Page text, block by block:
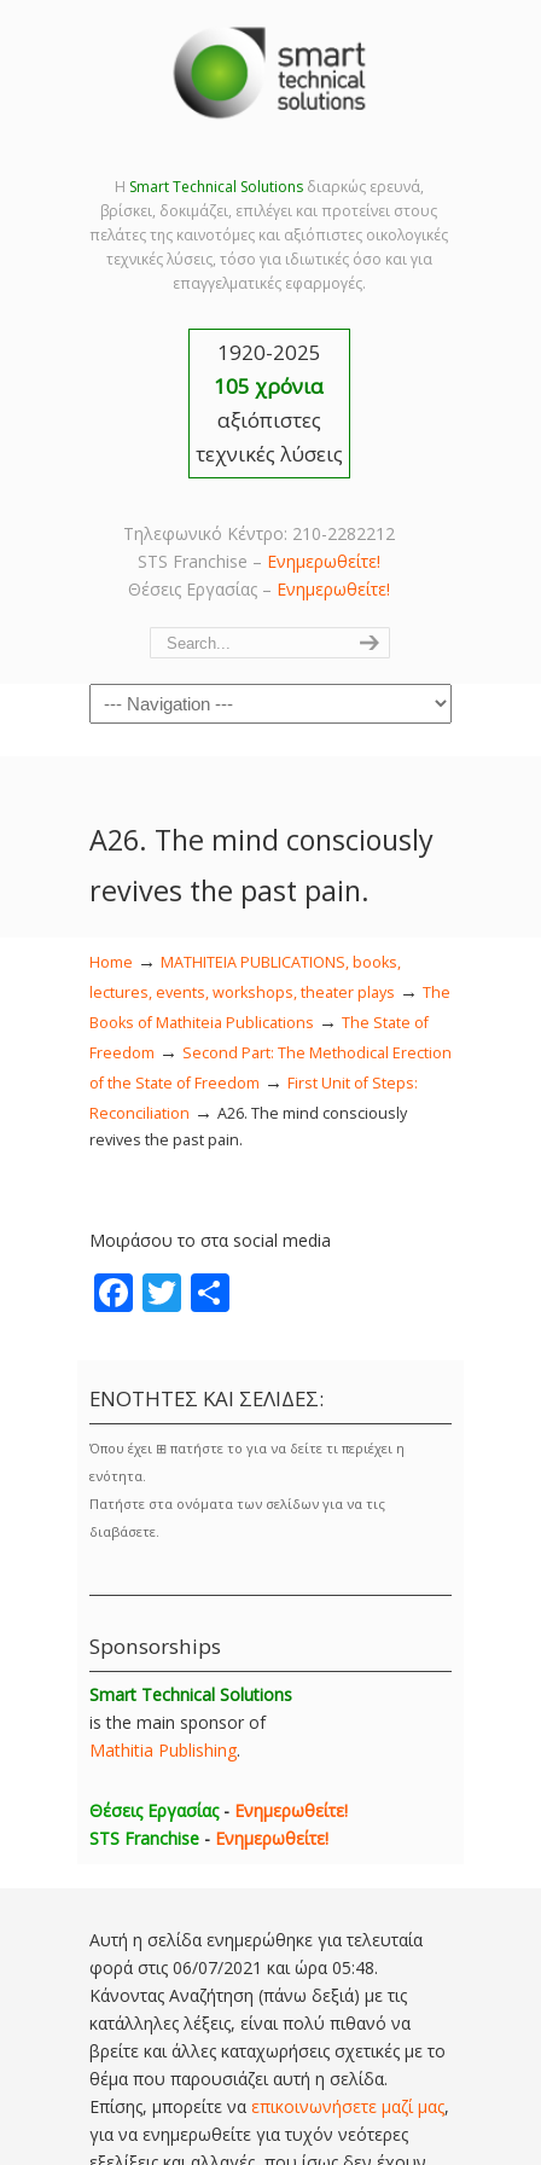
Η Smart Technical Solutionsδιαρκώς ερευνά,
βρίσκει, δοκιμάζει, επιλέγει και προτείνει στους
πελάτες της καινοτόμες και αξιόπιστες οικολογικές
τεχνικές λύσεις, τόσο για ιδιωτικές όσο και για
επαγγελματικές εφαρμογές.
1920-2025
105 χρόνια
αξιόπιστες
τεχνικές λύσεις
Τηλεφωνικό Κέντρο: 210-2282212
STS Franchise – Ενημερωθείτε!
Θέσεις Εργασίας – Ενημερωθείτε!
Navigation
Α26. The mind consciously
revives the past pain.
Home → MATHITEIA PUBLICATIONS, books,
lectures, events, workshops, theater plays → The
Books of Mathiteia Publications → The State of
Freedom → Second Part: The Methodical Erection
of the State of Freedom → First Unit of Steps:
Reconciliation → Α26. The mind consciously
revives the past pain.
Μοιράσου το στα social media
Facebook
Twitter
ΕΝΟΤΗΤΕΣ ΚΑΙ ΣΕΛΙΔΕΣ:
Όπου έχει ⊞ πατήστε το για να δείτε τι περιέχει η
ενότητα.
Πατήστε στα ονόματα των σελίδων για να τις
διαβάσετε.
Sponsorships
Smart Technical Solutions
is the main sponsor of
Mathitia Publishing.
Θέσεις Εργασίας - Ενημερωθείτε!
STS Franchise - Ενημερωθείτε!
Αυτή η σελίδα ενημερώθηκε για τελευταία
φορά στις 06/07/2021 και ώρα 05:48.
Κάνοντας Αναζήτηση (πάνω δεξιά) με τις
κατάλληλες λέξεις, είναι πολύ πιθανό να
βρείτε και άλλες καταχωρήσεις σχετικές με το
θέμα που παρουσιάζει αυτή η σελίδα.
Επίσης, μπορείτε να επικοινωνήσετε μαζί μας,
για να ενημερωθείτε για τυχόν νεότερες